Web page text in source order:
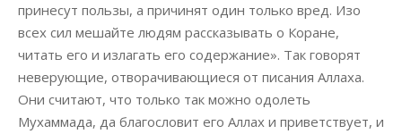
принесут пользы, а причинят один только вред. Изо
всех сил мешайте людям рассказывать о Коране,
читать его и излагать его содержание». Так говорят
неверующие, отворачивающиеся от писания Аллаха.
Они считают, что только так можно одолеть
Мухаммада, да благословит его Аллах и приветствует, и